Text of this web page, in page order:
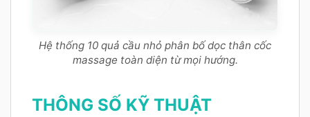
Hệ thống 10 quả cầu nhỏ phân bố dọc thân cốc
massage toàn diện từ mọi hướng.
THÔNG SỐ KỸ THUẬT